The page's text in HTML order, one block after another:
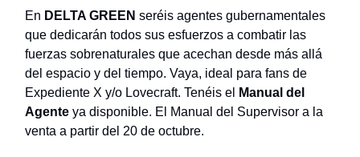
En DELTA GREEN seréis agentes gubernamentales
que dedicarán todos sus esfuerzos a combatir las
fuerzas sobrenaturales que acechan desde más allá
del espacio y del tiempo. Vaya, ideal para fans de
Expediente X y/o Lovecraft. Tenéis el
Manual del
Agente ya disponible. El Manual del Supervisor a la
venta a partir del 20 de octubre.